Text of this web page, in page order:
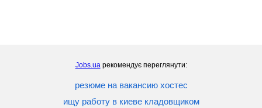
Jobs.uaрекомендує переглянути:
резюме на вакансию хостес
ищу работу в киеве кладовщиком